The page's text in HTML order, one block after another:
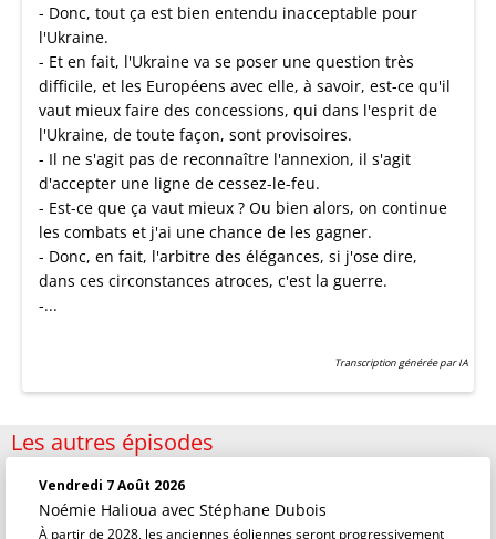
- Donc, tout ça est bien entendu inacceptable pour
l'Ukraine.
- Et en fait, l'Ukraine va se poser une question très
difficile, et les Européens avec elle, à savoir, est-ce qu'il
vaut mieux faire des concessions, qui dans l'esprit de
l'Ukraine, de toute façon, sont provisoires.
- Il ne s'agit pas de reconnaître l'annexion, il s'agit
d'accepter une ligne de cessez-le-feu.
- Est-ce que ça vaut mieux ? Ou bien alors, on continue
les combats et j'ai une chance de les gagner.
- Donc, en fait, l'arbitre des élégances, si j'ose dire,
dans ces circonstances atroces, c'est la guerre.
-...
Transcription générée par IA
Les autres épisodes
Vendredi 7 Août 2026
Noémie Halioua avec Stéphane Dubois
À partir de 2028, les anciennes éoliennes seront progressivement